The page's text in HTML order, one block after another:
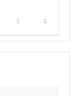
3 4